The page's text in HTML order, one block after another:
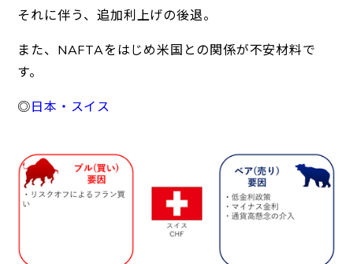
それに伴う、追加利上げの後退。
また、NAFTAをはじめ米国との関係が不安材料で
す。
◎日本・スイス